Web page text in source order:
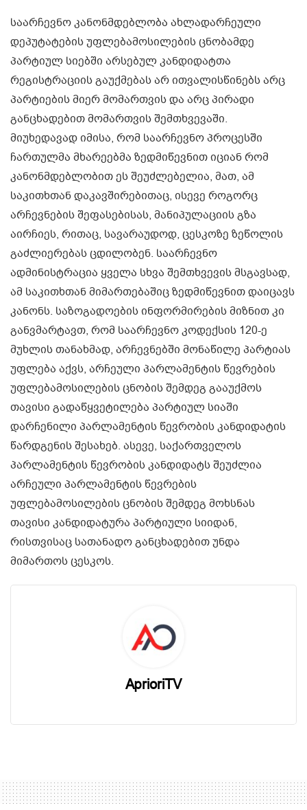
საარჩევნო კანონმდებლობა ახლადარჩეული
დეპუტატების უფლებამოსილების ცნობამდე
პარტიულ სიებში არსებულ კანდიდატთა
რეგისტრაციის გაუქმებას არ ითვალისწინებს არც
პარტიების მიერ მომართვის და არც პირადი
განცხადებით მომართვის შემთხვევაში.
მიუხედავად იმისა, რომ საარჩევნო პროცესში
ჩართულმა მხარეებმა ზედმიწევნით იციან რომ
კანონმდებლობით ეს შეუძლებელია, მათ, ამ
საკითხთან დაკავშირებითაც, ისევე როგორც
არჩევნების შეფასებისას, მანიპულაციის გზა
აირჩიეს, რითაც, სავარაუდოდ, ცესკოზე ზეწოლის
გაძლიერებას ცდილობენ. საარჩევნო
ადმინისტრაცია ყველა სხვა შემთხვევის მსგავსად,
ამ საკითხთან მიმართებაშიც ზედმიწევნით დაიცავს
კანონს. საზოგადოების ინფორმირების მიზნით კი
განვმარტავთ, რომ საარჩევნო კოდექსის 120-ე
მუხლის თანახმად, არჩევნებში მონაწილე პარტიას
უფლება აქვს, არჩეული პარლამენტის წევრების
უფლებამოსილების ცნობის შემდეგ გააუქმოს
თავისი გადაწყვეტილება პარტიულ სიაში
დარჩენილი პარლამენტის წევრობის კანდიდატის
წარდგენის შესახებ. ასევე, საქართველოს
პარლამენტის წევრობის კანდიდატს შეუძლია
არჩეული პარლამენტის წევრების
უფლებამოსილების ცნობის შემდეგ მოხსნას
თავისი კანდიდატურა პარტიული სიიდან,
რისთვისაც სათანადო განცხადებით უნდა
მიმართოს ცესკოს.
AprioriTV